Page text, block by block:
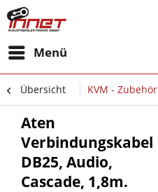
Menü
Übersicht KVM - Zubehör
Aten
Verbindungskabel
DB25, Audio,
Cascade, 1,8m.